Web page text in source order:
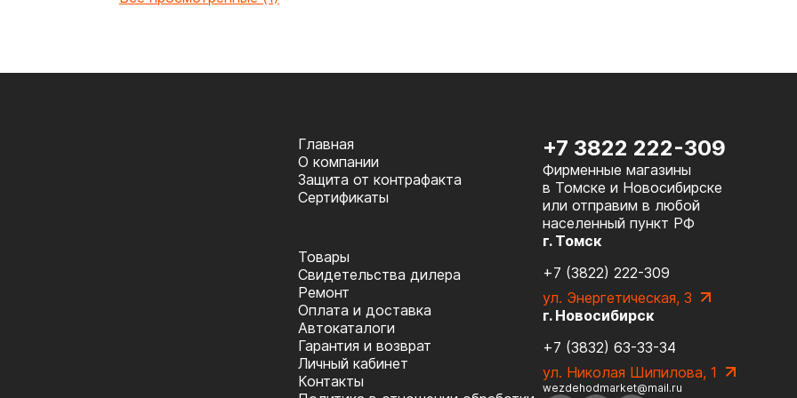
Главная
О компании
Защита от контрафакта
Сертификаты
Товары
Cвидетельства дилера
Ремонт
Оплата и доставка
Автокаталоги
Гарантия и возврат
Личный кабинет
Контакты
+7 3822 222-309
Фирменные магазины
в Томске и Новосибирске
или отправим в любой
населенный пункт РФ
г. Томск
+7 (3822) 222-309
ул. Энергетическая, 3
г. Новосибирск
+7 (3832) 63-33-34
ул. Николая Шипилова, 1
wezdehodmarket@mail.ru